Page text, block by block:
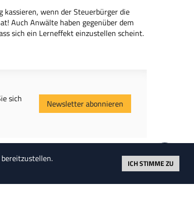
kassieren, wenn der Steuerbürger die
Auch Anwälte haben gegenüber dem
sich ein Lerneffekt einzustellen scheint.
sich
Newsletter abonnieren
ICH STIMME ZU